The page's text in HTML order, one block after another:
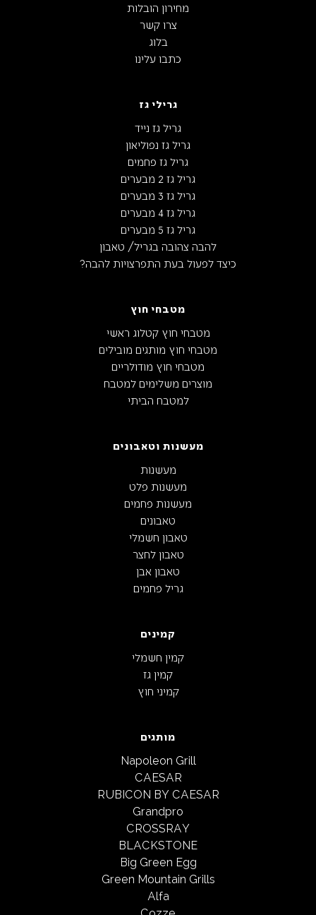
מחירון הובלות
צרו קשר
בלוג
כתבו עלינו
גרילי גז
גריל גז נייד
גריל גז נפוליאון
גריל גז פחמים
גריל גז 2 מבערים
גריל גז 3 מבערים
גריל גז 4 מבערים
גריל גז 5 מבערים
להבה צהובה בגריל/ טאבון
כיצד לפעול בעת התפרצויות להבה?
מטבחי חוץ
מטבחי חוץ קטלוג ראשי
מטבחי חוץ מותגים מובילים
מטבחי חוץ מודולריים
מוצרים משלימים למטבח
למטבח הביתי
מעשנות וטאבונים
מעשנות
מעשנות פלט
מעשנות פחמים
טאבונים
טאבון חשמלי
טאבון לחצר
טאבון אבן
גריל פחמים
קמינים
קמין חשמלי
קמין גז
קמיני חוץ
מותגים
Napoleon Grill
CAESAR
RUBICON BY CAESAR
Grandpro
CROSSRAY
BLACKSTONE
Big Green Egg
Green Mountain Grills
Alfa